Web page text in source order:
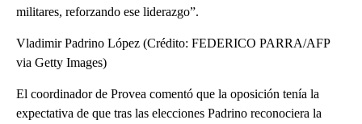
militares, reforzando ese liderazgo”.
Vladimir Padrino López (Crédito: FEDERICO PARRA/AFP
via Getty Images)
El coordinador de Provea comentó que la oposición tenía la
expectativa de que tras las elecciones Padrino reconociera la